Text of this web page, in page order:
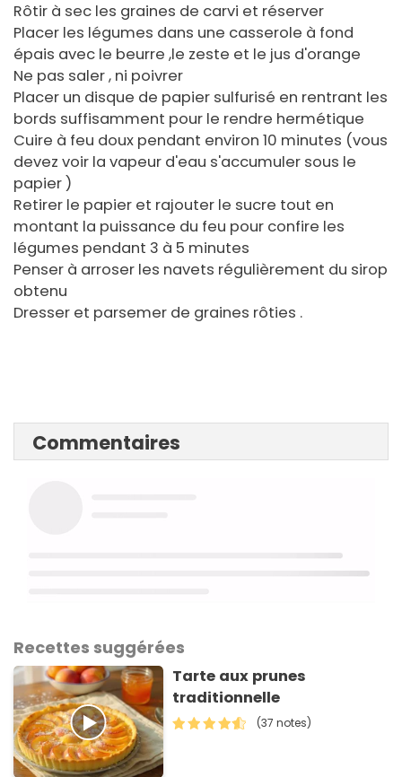
Rôtir à sec les graines de carvi et réserver
Placer les légumes dans une casserole à fond
épais avec le beurre ,le zeste et le jus d'orange
Ne pas saler , ni poivrer
Placer un disque de papier sulfurisé en rentrant les
bords suffisamment pour le rendre hermétique
Cuire à feu doux pendant environ 10 minutes (vous
devez voir la vapeur d'eau s'accumuler sous le
papier )
Retirer le papier et rajouter le sucre tout en
montant la puissance du feu pour confire les
légumes pendant 3 à 5 minutes
Penser à arroser les navets régulièrement du sirop
obtenu
Dresser et parsemer de graines rôties .
Commentaires
Recettes suggérées
Tarte aux prunes
traditionnelle
(37 notes)